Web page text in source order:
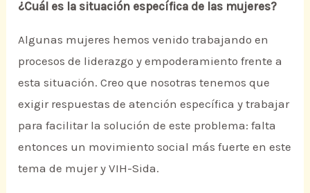
¿Cuál es la situación específica de las mujeres?
Algunas mujeres hemos venido trabajando en
procesos de liderazgo y empoderamiento frente a
esta situación. Creo que nosotras tenemos que
exigir respuestas de atención específica y trabajar
para facilitar la solución de este problema: falta
entonces un movimiento social más fuerte en este
tema de mujer y VIH-Sida.